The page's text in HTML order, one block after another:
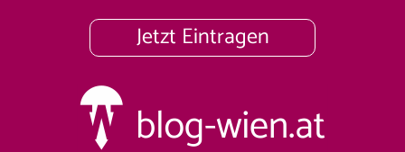
Jetzt Eintragen